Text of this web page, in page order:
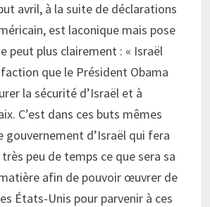
avril, à la suite de déclarations
est laconique mais pose
peut plus clairement : « Israël
que le Président Obama
la sécurité d’Israël et à
C’est dans ces buts mêmes
gouvernement d’Israël qui fera
peu de temps ce que sera sa
afin de pouvoir œuvrer de
États-Unis pour parvenir à ces